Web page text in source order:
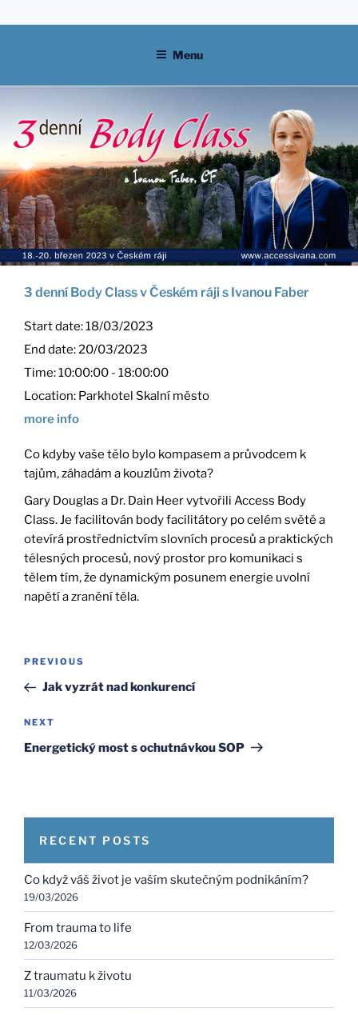
to
Menu
3 denní Body Class v Českém ráji s Ivanou Faber
Start date:18/03/2023
End date:20/03/2023
Time:10:00:00 - 18:00:00
Location: Parkhotel Skalní město
more info
Co kdyby vaše tělo bylo kompasem a průvodcem k
tajům, záhadám a kouzlům života?
Gary Douglas a Dr. Dain Heer vytvořili Access Body
Class. Je facilitován body facilitátory po celém světě a
otevírá prostřednictvím slovních procesů a praktických
télesných procesů, nový prostor pro komunikaci s
tělem tím, že dynamickým posunem energie uvolní
napětí a zranění těla.
Post
Previous
Post
PREVIOUS
Jak vyzrát nad konkurencí
Next
Post
NEXT
Energetický most s ochutnávkou SOP
RECENT POSTS
Co když váš život je vaším skutečným podnikáním?
19/03/2026
From trauma to life
12/03/2026
Z traumatu k životu
11/03/2026